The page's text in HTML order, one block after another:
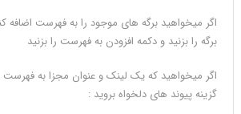
اگر میخواهید برگه های موجود را به فهرست اضافه
برگه را بزنید و دکمه افزودن به فهرست را بزنید
اگر میخواهید که یک لینک و عنوان مجزا به فهرست
گزینه پیوند های دلخواه بروید :‌